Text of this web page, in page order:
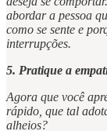
abordar a pessoa
como se sente e
interrupções.
5. Pratique a
Agora que você
rápido, que tal
alheios?